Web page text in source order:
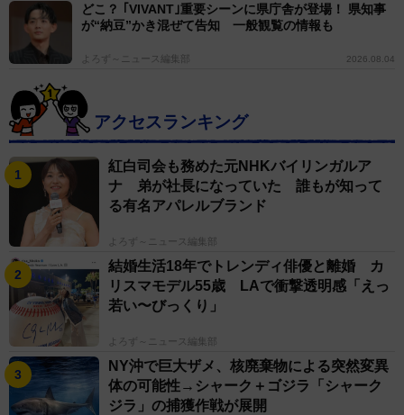
どこ？ ｢VIVANT｣重要シーンに県庁舎が登場！ 県知事
が“納豆”かき混ぜて告知 一般観覧の情報も
よろず～ニュース編集部 2026.08.04
アクセスランキング
紅白司会も務めた元NHKバイリンガルア
ナ 弟が社長になっていた 誰もが知って
る有名アパレルブランド
よろず～ニュース編集部
結婚生活18年でトレンディ俳優と離婚 カ
リスマモデル55歳 LAで衝撃透明感「えっ
若い〜びっくり」
よろず～ニュース編集部
NY沖で巨大ザメ、核廃棄物による突然変異
体の可能性→シャーク＋ゴジラ「シャーク
ジラ」の捕獲作戦が展開